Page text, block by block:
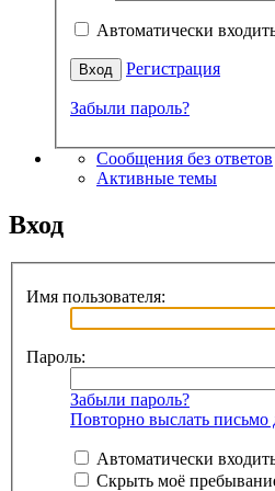
Автоматически
Регистрация
Забыли пароль?
Сообщения без ответов
Активные темы
Вход
Имя пользователя:
Пароль:
Забыли пароль?
Повторно выслать письмо
Автоматически
Скрыть моё